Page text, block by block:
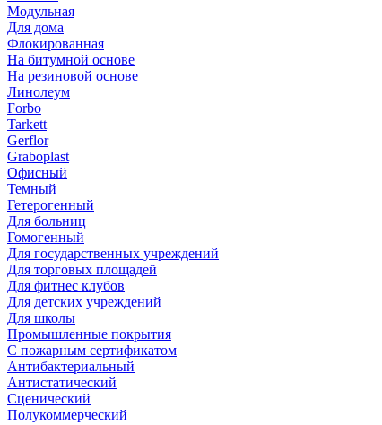
Модульная
Для дома
Флокированная
На битумной основе
На резиновой основе
Линолеум
Forbo
Tarkett
Gerflor
Graboplast
Офисный
Темный
Гетерогенный
Для больниц
Гомогенный
Для государственных учреждений
Для торговых площадей
Для фитнес клубов
Для детских учреждений
Для школы
Промышленные покрытия
С пожарным сертификатом
Антибактериальный
Антистатический
Сценический
Полукоммерческий